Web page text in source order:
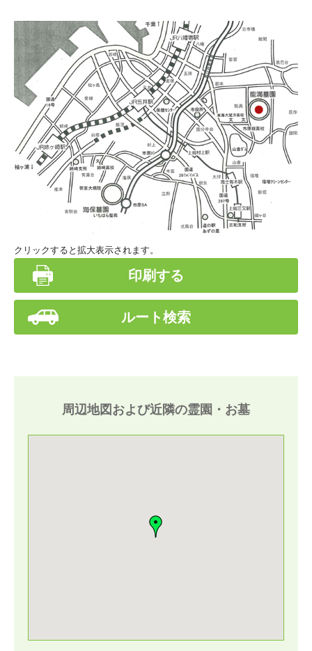
クリックすると拡大表示されます。
印刷する
ルート検索
周辺地図および近隣の霊園・お墓